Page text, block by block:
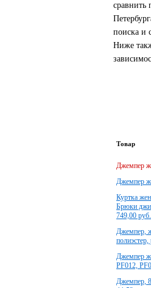
сравнить
поиска и
Ниже
Товар
Джемпер
Джемпер
Куртка
Брюки
749,00
Джемпер,
Джемпер
PF012,
Джемпер,